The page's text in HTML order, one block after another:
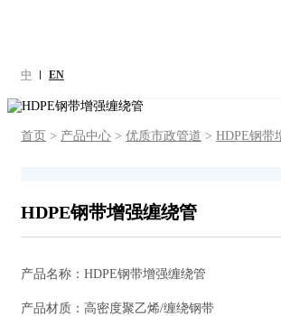
中 EN
首页 > 产品中心 > 优质市政管道 > HDPE钢带
HDPE钢带增强缠绕管
产品名称：HDPE钢带增强缠绕管
产品材质：高密度聚乙烯/缠绕钢带